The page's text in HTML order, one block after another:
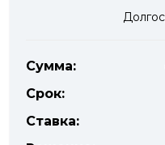
Сумма:
Срок:
Ставка: